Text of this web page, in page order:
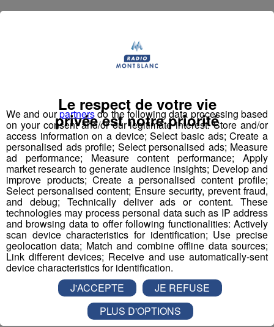
De la conception aux finitions, avec une attention
Plus de 7 000 visiteurs suisses et français ont déjà choisi
Maison&loisiret trouvé ce qu’il y a de mieux dans le
Made in Italypour rénover leur maison.
Visitez ce salon, allez à la rencontre des exposants,
découvrez les nouveautés dans chaque secteur et
goûtez aux spécialités italiennes dans le pavillon
gastronomique : l’entrée est libre et gratuite !
Radio Mont Blanc vous offre un bon d'achat de 150€
à valoir sur la totalité du salon ! Pour jouer, rendez-
vous sur notre page Facebook.
Tirage au sort vendredi 19 avril !
We and ourpartnersdo the following data processing based
on your consent and/or our legitimate interest: Store and/or
access information on a device; Select basic ads; Create a
personalised ads profile; Select personalised ads; Measure
ad performance; Measure content performance; Apply
market research to generate audience insights; Develop and
improve products; Create a personalised content profile;
Select personalised content; Ensure security, prevent fraud,
and debug; Technically deliver ads or content. These
technologies may process personal data such as IP address
and browsing data to offer following functionalities: Actively
scan device characteristics for identification; Use precise
geolocation data; Match and combine offline data sources;
Link different devices; Receive and use automatically-sent
device characteristics for identification.
Le respect de votre vie
privée est notre priorité
J'ACCEPTE
JE REFUSE
PLUS D'OPTIONS